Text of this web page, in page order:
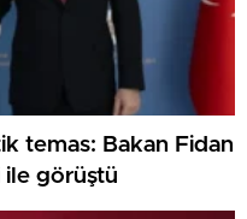
temas: Bakan Fidan
ile görüştü